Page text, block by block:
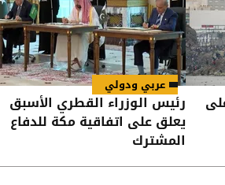
عربي ودولي
رئيس الوزراء القطري الأسبق
يعلق على اتفاقية مكة للدفاع
المشترك